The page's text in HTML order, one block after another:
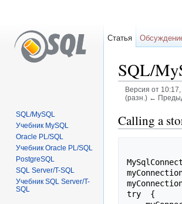
SQL/
Версия от
(разн.) ←
Calling a
try  {
Статья
SQL/MySQL
Учебник MySQL
Oracle PL/SQL
Учебник Oracle PL/SQL
PostgreSQL
SQL Server/T-SQL
Учебник SQL Server/T-
SQL